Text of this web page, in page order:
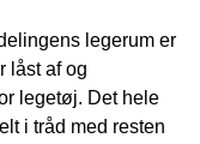
legerum er
låst af og
legetøj. Det hele
i tråd med resten